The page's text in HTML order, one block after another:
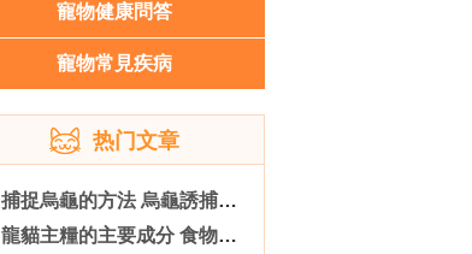
寵物健康問答
寵物常見疾病
热门文章
捕捉烏龜的方法 烏龜誘捕法的主要方法
龍貓主糧的主要成分 食物要以高纖維質為主